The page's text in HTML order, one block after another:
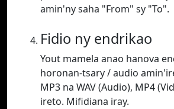
amin'ny saha "From" sy "To".
Fidio ny endrikao
Yout mamela anao hanova
horonan-tsary / audio
MP3 na WAV (Audio), MP4
ireto. Mifidiana iray.